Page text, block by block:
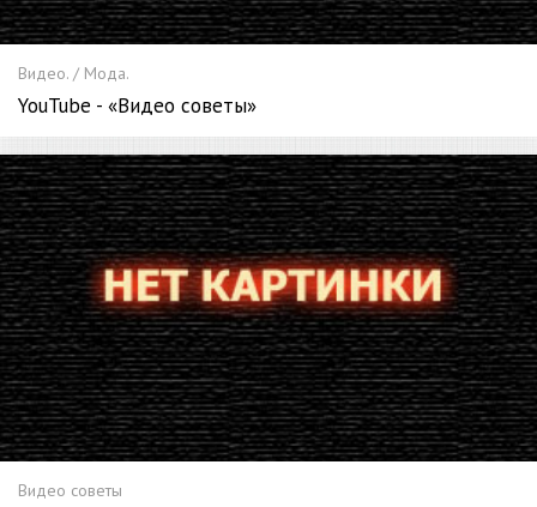
Видео. / Мода.
YouTube - «Видео советы»
Видео советы